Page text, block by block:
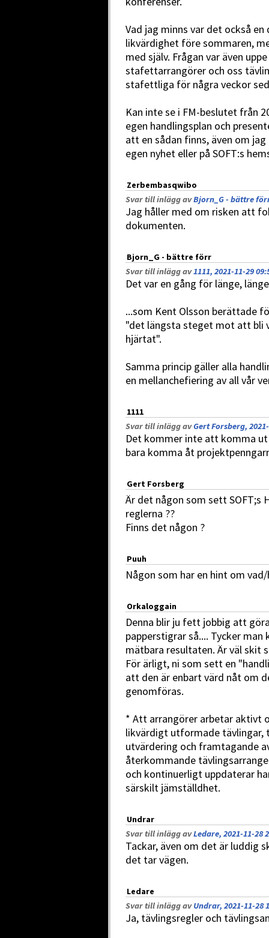
Vad jag minns var det också
likvärdighet före sommaren,
med själv. Frågan var även
stafettarrangörer och oss
stafettliga för några veckor
Kan inte se i FM-beslutet från
egen handlingsplan och
att en sådan finns, även om
egen nyhet eller på SOFT:s
Zerbembasqwibo
Svar till inlägg avBjorn_G - bättre
Jag håller med om risken att
dokumenten.
Bjorn_G - bättre förr
Svar till inlägg av1111, 2021-11-29
Det var en gång för länge,
...som Kent Olsson berättade
"det längsta steget mot att bli
hjärtat".
Samma princip gäller alla
en mellanchefiering av all vår
1111
Svar till inlägg avGert Forsberg,
Det kommer inte att komma
bara komma åt
Gert Forsberg
Är det någon som sett
reglerna ??
Finns det någon ?
Puuh
Någon som har en hint om
Orkaloggain
Denna blir ju fett jobbig att
papperstigrar så.... Tycker
mätbara resultaten. Är väl skit
För ärligt, ni som sett en
att den är enbart värd nåt om
genomföras.
* Att arrangörer arbetar aktivt
likvärdigt utformade tävlingar,
utvärdering och framtagande
återkommande
och kontinuerligt uppdaterar
särskilt jämställdhet.
Undrar
Svar till inlägg avLedare, 2021-11-28
Tackar, även om det är luddig
det tar vägen.
Ledare
Svar till inlägg avUndrar, 2021-11-28
Ja, tävlingsregler och